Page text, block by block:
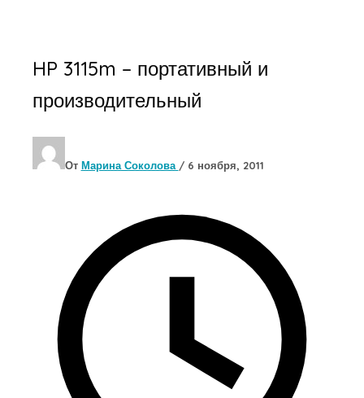
HP 3115m – портативный и
производительный
От Марина Соколова / 6 ноября, 2011